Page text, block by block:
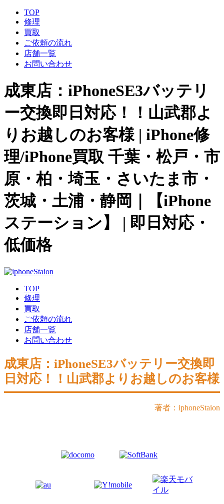
TOP
修理
買取
ご依頼の流れ
店舗一覧
お問い合わせ
成東店：iPhoneSE3バッテリ
ー交換即日対応！！山武郡よ
りお越しのお客様 | iPhone修
理/iPhone買取 千葉・松戸・市
原・柏・埼玉・さいたま市・
茨城・土浦・静岡｜【iPhone
ステーション】 | 即日対応・
低価格
TOP
修理
買取
ご依頼の流れ
店舗一覧
お問い合わせ
成東店：iPhoneSE3バッテリー交換即
日対応！！山武郡よりお越しのお客様
著者：iphoneStaion